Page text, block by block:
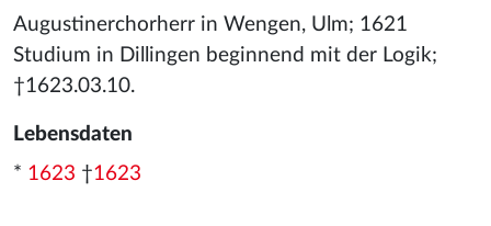
Augustinerchorherr in Wengen, Ulm; 1621
Studium in Dillingen beginnend mit der Logik;
†1623.03.10.
Lebensdaten
* 1623 †1623